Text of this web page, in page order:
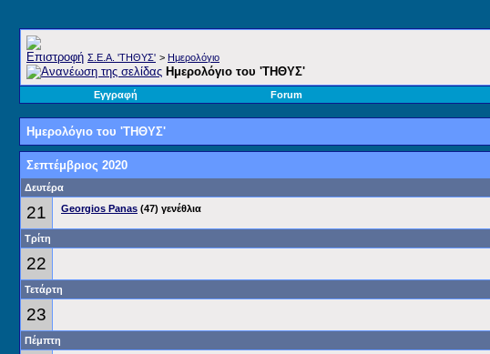
Σ.E.A. 'ΤΗΘΥΣ' > Ημερολόγιο
Ημερολόγιο του 'ΤΗΘΥΣ'
Εγγραφή Forum
Ημερολόγιο του 'ΤΗΘΥΣ'
Σεπτέμβριος 2020
Δευτέρα
21 Georgios Panas (47) γενέθλια
Τρίτη
22
Τετάρτη
23
Πέμπτη